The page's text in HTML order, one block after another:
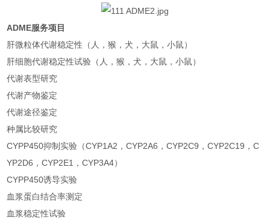
ADME服务项目
肝微粒体代谢稳定性（人，猴，犬，大鼠，小鼠）
肝细胞代谢稳定性试验（人，猴，犬，大鼠，小鼠）
代谢表型研究
代谢产物鉴定
代谢途径鉴定
种属比较研究
CYPP450抑制实验（CYP1A2，CYP2A6，CYP2C9，CYP2C19，C
YP2D6，CYP2E1，CYP3A4）
CYPP450诱导实验
血浆蛋白结合率测定
血浆稳定性试验